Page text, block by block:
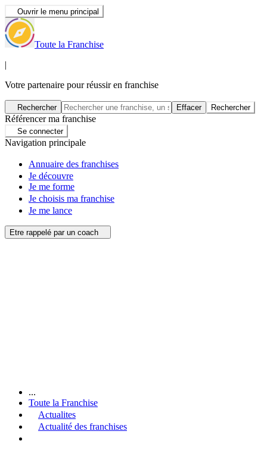
Ouvrir le menu principal
Toute la Franchise
|
Votre partenaire pour réussir en franchise
Rechercher Effacer Rechercher
Référencer ma franchise
Se connecter
Navigation principale
Annuaire des franchises
Je découvre
Je me forme
Je choisis ma franchise
Je me lance
Etre rappelé par un coach
...
Toute la Franchise
Actualites
Actualité des franchises